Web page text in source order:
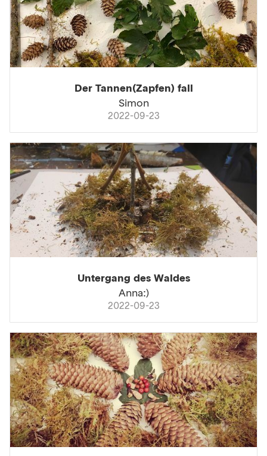
Der Tannen(Zapfen) fall
Simon
2022-09-23
Untergang des Waldes
Anna:)
2022-09-23